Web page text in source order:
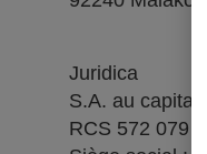
Juridica
S.A. au capital
RCS 572 079